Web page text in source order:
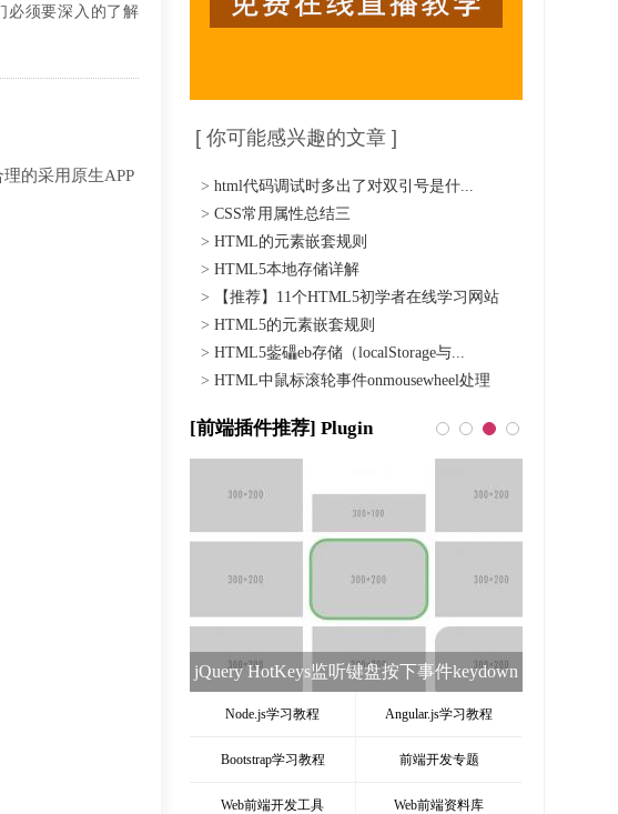
必须要深入的了解
的采用原生APP
[ 你可能感兴趣的文章 ]
> html代码调试时多出了对双引号是什...
> CSS常用属性总结三
> HTML的元素嵌套规则
> HTML5本地存储详解
>
【推荐】11个HTML5初学者在线学习网站
> HTML5的元素嵌套规则
> HTML5鈭礧eb存储（localStorage与...
> HTML中鼠标滚轮事件onmousewheel处理
[前端插件推荐] Plugin
jQuery HotKeys监听键盘按下事件keydown
Node.js学习教程 Angular.js学习教程
Bootstrap学习教程 前端开发专题
Web前端开发工具 Web前端资料库